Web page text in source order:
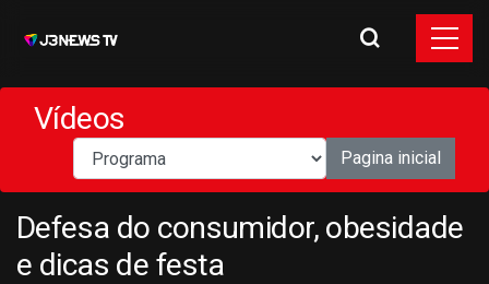
Vídeos
Pagina inicial
Defesa do consumidor, obesidade
e dicas de festa